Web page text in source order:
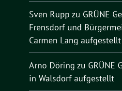
Sven Rupp zu GRÜNE
Frensdorf und
Carmen Lang aufgestellt
Arno Döring zu GRÜNE
in Walsdorf aufgestellt